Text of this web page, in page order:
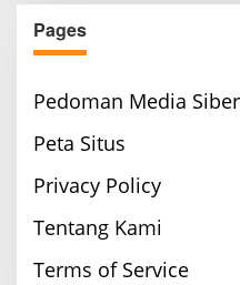
Pages
Pedoman Media Siber
Peta Situs
Privacy Policy
Tentang Kami
Terms of Service